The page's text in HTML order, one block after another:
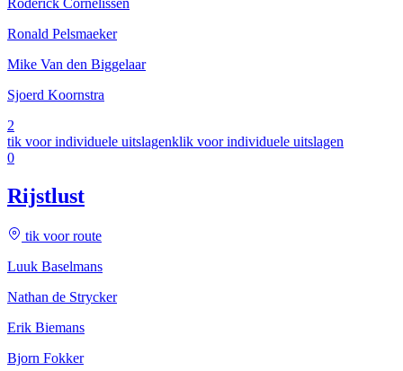
Roderick Cornelissen
Ronald Pelsmaeker
Mike Van den Biggelaar
Sjoerd Koornstra
2
tik voor individuele uitslagenklik voor individuele uitslagen
0
Rijstlust
tik voor route
Luuk Baselmans
Nathan de Strycker
Erik Biemans
Bjorn Fokker